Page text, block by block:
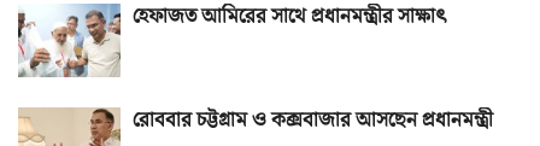
হেফাজত আমিরের সাথে প্রধানমন্ত্রীর সাক্ষাৎ
রোববার চট্টগ্রাম ও কক্সবাজার আসছেন প্রধানমন্ত্রী